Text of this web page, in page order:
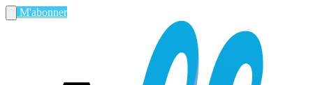
M'abonner